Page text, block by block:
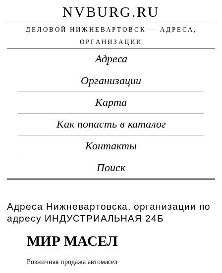
NVBURG.RU
ДЕЛОВОЙ НИЖНЕВАРТОВСК — АДРЕСА,
ОРГАНИЗАЦИИ
Адреса
Организации
Карта
Как попасть в каталог
Контакты
Поиск
Адреса Нижневартовска, организации по
адресу ИНДУСТРИАЛЬНАЯ 24Б
МИР МАСЕЛ
Розничная продажаавтомасел